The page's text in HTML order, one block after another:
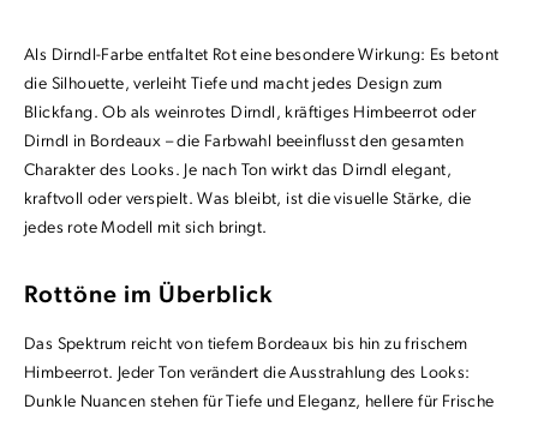
Als Dirndl-Farbe entfaltet Rot eine besondere Wirkung: Es betont
die Silhouette, verleiht Tiefe und macht jedes Design zum
Blickfang. Ob als weinrotes Dirndl, kräftiges Himbeerrot oder
Dirndl in Bordeaux – die Farbwahl beeinflusst den gesamten
Charakter des Looks. Je nach Ton wirkt das Dirndl elegant,
kraftvoll oder verspielt. Was bleibt, ist die visuelle Stärke, die
jedes rote Modell mit sich bringt.
Rottöne im Überblick
Das Spektrum reicht von tiefem Bordeaux bis hin zu frischem
Himbeerrot. Jeder Ton verändert die Ausstrahlung des Looks:
Dunkle Nuancen stehen für Tiefe und Eleganz, hellere für Frische